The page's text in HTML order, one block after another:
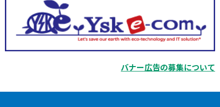
バナー広告の募集について